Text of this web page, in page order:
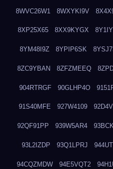
8WVC26W1 8WXYKI9V
8XP25X65 8XX9KYGX
8YM48I9Z 8YPIP6SK
8ZC9YBAN 8ZFZMEEQ
904RTRGF 90GLHP4O
91S40MFE 927W4109
92QF91PP 939W5AR4
93L2IZDP 93Q1LPRJ
94CQZMDW 94E5VQT2